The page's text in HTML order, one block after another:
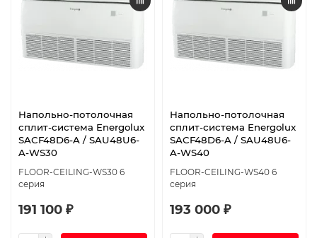
Напольно-потолочная
сплит-система Energolux
SAСF48D6-A / SAU48U6-
A-WS30
FLOOR-CEILING-WS30 6
серия
191 100 ₽
Напольно-потолочная
сплит-система Energolux
SAСF48D6-A / SAU48U6-
A-WS40
FLOOR-CEILING-WS40 6
серия
193 000 ₽